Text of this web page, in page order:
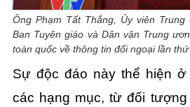
Ông Phạm Tất Thắng, Ủy viên
Ban Tuyên giáo và Dân vận Trung
toàn quốc về thông tin đối ngoại lần thứ
Sự độc đáo này thể hiện
các hạng mục, từ đối